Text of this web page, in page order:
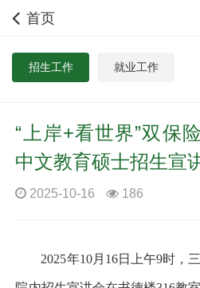
首页
招生工作 就业工作
“上岸+看世界”双保
中文教育硕士招生宣
2025-10-16 186
2025年10月 16日上午9时，